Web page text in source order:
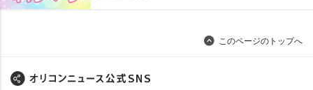
このページのトップへ